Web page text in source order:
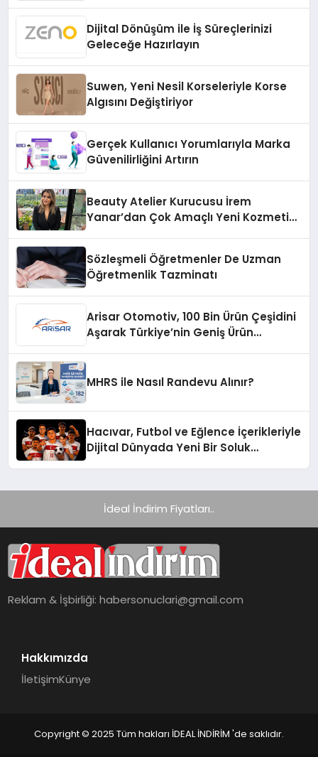
Dijital Dönüşüm ile İş Süreçlerinizi
Geleceğe Hazırlayın
Suwen, Yeni Nesil Korseleriyle Korse
Algısını Değiştiriyor
Gerçek Kullanıcı Yorumlarıyla Marka
Güvenilirliğini Artırın
Beauty Atelier Kurucusu İrem
Yanar’dan Çok Amaçlı Yeni Kozmetik
Sözleşmeli Öğretmenler De Uzman
Öğretmenlik Tazminatı
Arisar Otomotiv, 100 Bin Ürün Çeşidini
Aşarak Türkiye’nin Geniş Ürün
MHRS ile Nasıl Randevu Alınır?
Hacıvar, Futbol ve Eğlence İçerikleriyle
Dijital Dünyada Yeni Bir Soluk
İdeal İndirim Fiyatları..
Reklam & İşbirliği:habersonuclari@gmail.com
Hakkımızda
İletişimKünye
Copyright © 2025 Tüm hakları İDEAL İNDİRİM 'de saklıdır.